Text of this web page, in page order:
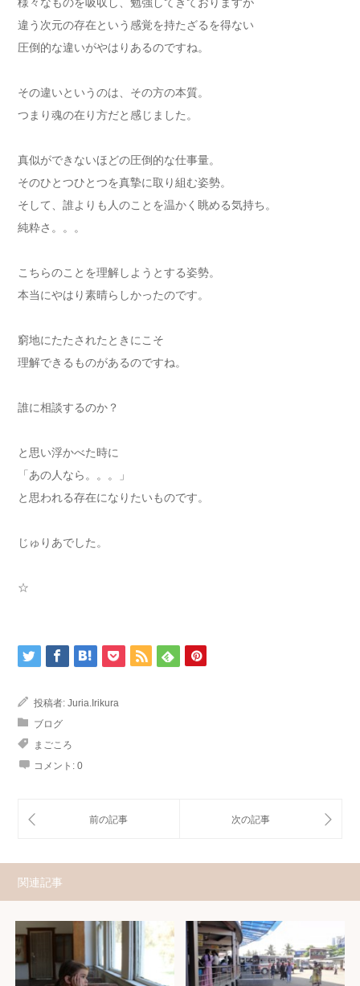
様々なものを吸収し、勉強してきておりますが
違う次元の存在という感覚を持たざるを得ない
圧倒的な違いがやはりあるのですね。
その違いというのは、その方の本質。
つまり魂の在り方だと感じました。
真似ができないほどの圧倒的な仕事量。
そのひとつひとつを真摯に取り組む姿勢。
そして、誰よりも人のことを温かく眺める気持ち。
純粋さ。。。
こちらのことを理解しようとする姿勢。
本当にやはり素晴らしかったのです。
窮地にたたされたときにこそ
理解できるものがあるのですね。
誰に相談するのか？
と思い浮かべた時に
「あの人なら。。。」
と思われる存在になりたいものです。
じゅりあでした。
☆
投稿者: Juria.Irikura
ブログ
まごころ
コメント: 0
関連記事